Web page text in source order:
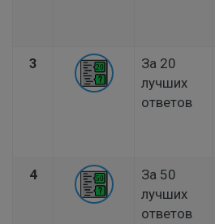
3
За 20
лучших
ответов
4
За 50
лучших
ответов